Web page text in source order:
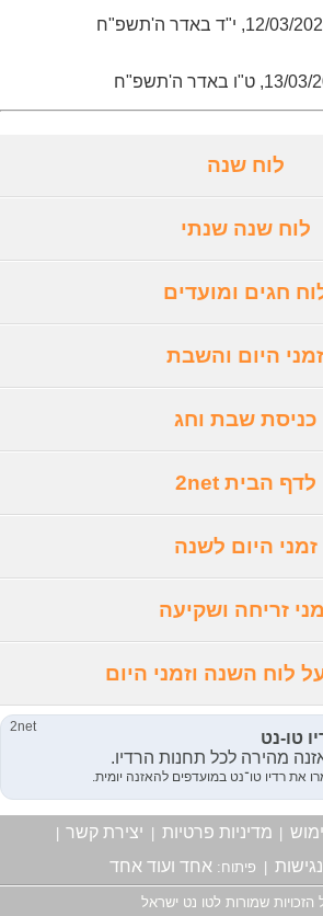
לוח שנה
לוח שנה שנתי
חגים ומועדים
זמני היום והשבת
כניסת שבת וחג
לדף הבית 2net
זמני היום לשנה
זריחה ושקיעה
לוח השנה וזמני היום
מדיניות פרטיות יצירת קשר
פיתוח: אחד ועוד אחד
הזכויות שמורות לטו נט ישראל